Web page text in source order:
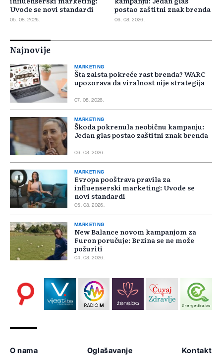
Uvode se novi standardi
05. 08. 2026.
postao zaštitni znak brenda
06. 08. 2026.
Najnovije
MARKETING
Šta zaista pokreće rast brenda? WARC
upozorava da viralnost nije strategija
07. 08. 2026.
MARKETING
Škoda pokrenula neobičnu kampanju:
Jedan glas postao zaštitni znak brenda
06. 08. 2026.
MARKETING
Evropa pooštrava pravila za
influenserski marketing: Uvode se
novi standardi
05. 08. 2026.
MARKETING
New Balance novom kampanjom za
Furon poručuje: Brzina se ne može
požuriti
04. 08. 2026.
O nama Oglašavanje Kontakt